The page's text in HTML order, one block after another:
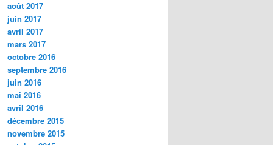
août 2017
juin 2017
avril 2017
mars 2017
octobre 2016
septembre 2016
juin 2016
mai 2016
avril 2016
décembre 2015
novembre 2015